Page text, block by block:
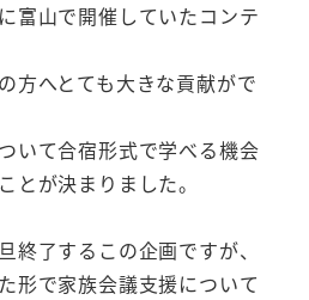
富山で開催していたコンテ
方へとても大きな貢献がで
いて合宿形式で学べる機会
とが決まりました。
終了するこの企画ですが、
形で家族会議支援について